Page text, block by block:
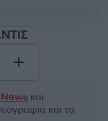
και
και τα